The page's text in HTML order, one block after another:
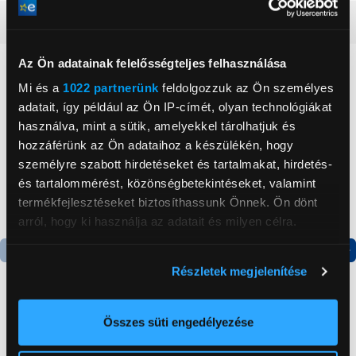
Az Ön adatainak felelősségteljes felhasználása
Mi és a 1022 partnerünk feldolgozzuk az Ön személyes
adatait, így például az Ön IP-címét, olyan technológiákat
használva, mint a sütik, amelyekkel tárolhatjuk és
hozzáférünk az Ön adataihoz a készülékén, hogy
személyre szabott hirdetéseket és tartalmakat, hirdetés-
és tartalommérést, közönségbetekintéseket, valamint
termékfejlesztéseket biztosíthassunk Önnek. Ön dönt
arról, hogy ki használja az adatait és milyen célra.
elhelyezkedéséről pár méteres pontossággal
Az Ön készülékén beazonosítása annak konkrét
Részletek megjelenítése
Összes süti engedélyezése
Neked ajánljuk
Samsung Galaxy A17 5G
átlátszó tok (EF-
Gigapack Samsung
Galaxy S24 Szilikon